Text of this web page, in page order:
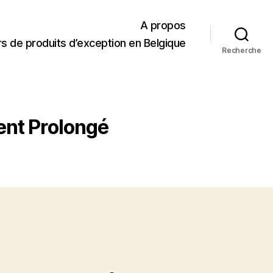
A propos
de produits d’exception en Belgique
Recherche
Prolongé